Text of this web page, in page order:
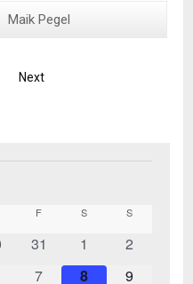
Maik Pegel
Next